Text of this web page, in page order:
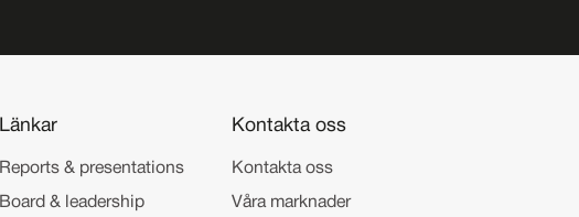
Länkar
Reports & presentations
Board & leadership
Kontakta oss
Kontakta oss
Våra marknader